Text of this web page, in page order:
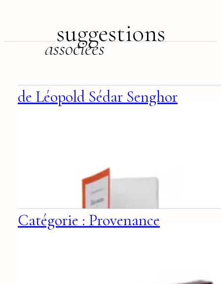
suggestions
associées
de Léopold Sédar Senghor
Catégorie : Provenance